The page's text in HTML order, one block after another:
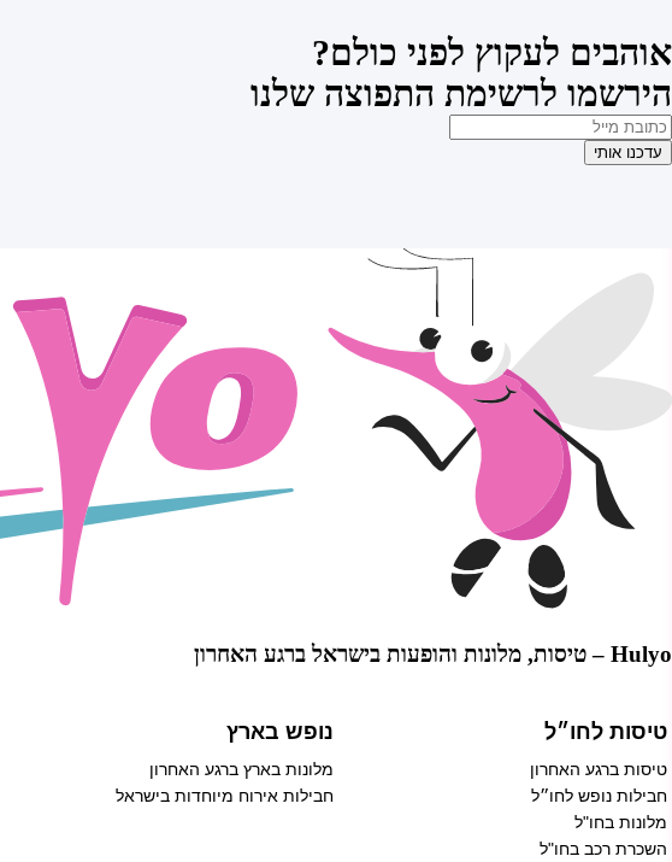
אוהבים לעקוץ לפני כולם?
הירשמו לרשימת התפוצה שלנו
עדכנו אותי
Hulyo – טיסות, מלונות והופעות בישראל ברגע האחרון
טיסות לחו״ל
טיסות ברגע האחרון
חבילות נופש לחו״ל
מלונות בחו"ל
השכרת רכב בחו"ל
נופש בארץ
מלונות בארץ ברגע האחרון
חבילות אירוח מיוחדות בישראל